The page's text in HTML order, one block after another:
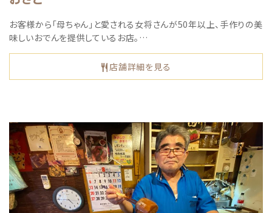
お客様から「母ちゃん」と愛される女将さんが50年以上、手作りの美
味しいおでんを提供しているお店。…
店舗詳細を見る